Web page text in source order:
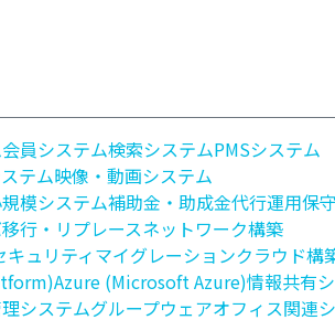
会員システム検索システムPMSシステム
テム映像・動画システム
模システム補助金・助成金代行運用保守
行・リプレースネットワーク構築
キュリティマイグレーションクラウド構
Azure (Microsoft Azure)情報共有
システムグループウェアオフィス関連